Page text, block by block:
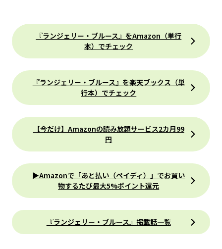
『ランジェリー・ブルース』をAmazon（単行
本）でチェック
『ランジェリー・ブルース』を楽天ブックス（単
行本）でチェック
【今だけ】Amazonの読み放題サービス2カ月99
円
▶Amazonで「あと払い（ペイディ）」でお買い
物するたび最大5%ポイント還元
『ランジェリー・ブルース』掲載話一覧